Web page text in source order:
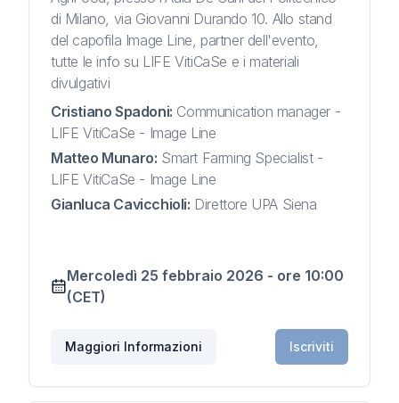
di Milano, via Giovanni Durando 10. Allo stand
del capofila Image Line, partner dell'evento,
tutte le info su LIFE VitiCaSe e i materiali
divulgativi
Cristiano Spadoni: Communication manager -
LIFE VitiCaSe - Image Line
Matteo Munaro: Smart Farming Specialist -
LIFE VitiCaSe - Image Line
Gianluca Cavicchioli: Direttore UPA Siena
Mercoledì 25 febbraio 2026 - ore 10:00
(CET)
Maggiori Informazioni Iscriviti